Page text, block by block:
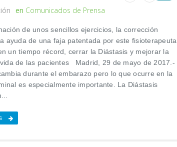
en Comunicados de Prensa
de unos sencillos ejercicios, la corrección
ayuda de una faja patentada por este fisioterapeuta
un tiempo récord, cerrar la Diástasis y mejorar la
de las pacientes Madrid, 29 de mayo de 2017.-
durante el embarazo pero lo que ocurre en la
es especialmente importante. La Diástasis